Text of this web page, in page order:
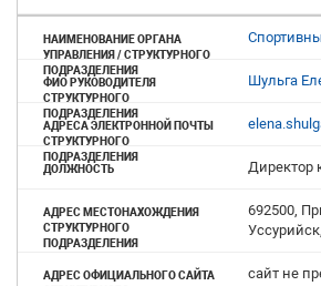
Шульга
Директор
692500,
cайт не